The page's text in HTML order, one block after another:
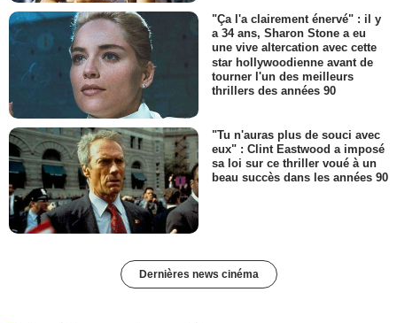
"Ça l'a clairement énervé" : il y
a 34 ans, Sharon Stone a eu
une vive altercation avec cette
star hollywoodienne avant de
tourner l'un des meilleurs
thrillers des années 90
"Tu n'auras plus de souci avec
eux" : Clint Eastwood a imposé
sa loi sur ce thriller voué à un
beau succès dans les années 90
Dernières news cinéma